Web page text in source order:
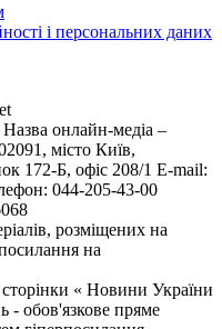
і персональних даних
онлайн-медіа –
місто Київ,
Б, офіс 208/1 E-mail:
044-205-43-00
розміщених на
на
сторінки « Новини України
- обов'язкове пряме